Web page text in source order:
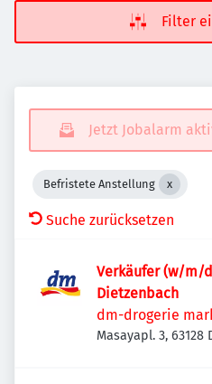
Filter
Jetzt Jobalarm
Befristete Anstellung
Suche zurücksetzen
Verkäufer (w/m/
Dietzenbach
dm-drogerie
Masayapl. 3, 63128